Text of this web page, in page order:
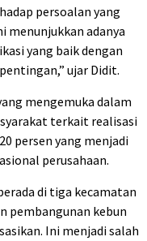
persoalan yang
menunjukkan adanya
yang baik dengan
ujar Didit.
mengemuka dalam
terkait realisasi
persen yang menjadi
perusahaan.
di tiga kecamatan
pembangunan kebun
Ini menjadi salah